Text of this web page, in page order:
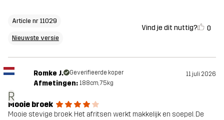
Article nr 11029
Nieuwste versie
Vind je dit nuttig? 0
R
Romke J. Geverifieerde koper 11 juli 2026
Afmetingen: 188cm, 75kg
Mooie broek
Mooie stevige broek. Het afritsen werkt makkelijk en soepel. De